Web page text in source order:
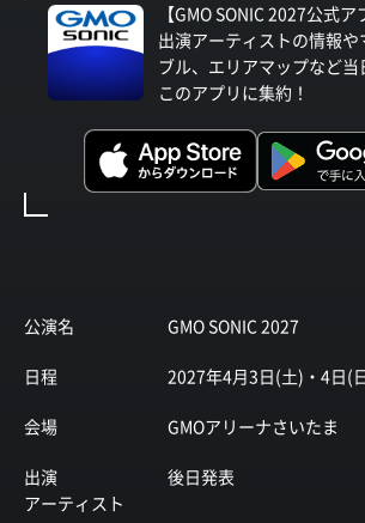
公演名 GMO SONIC 2027
日程 2027年4月3日(土)・4日(
会場 GMOアリーナさいたま
出演
アーティスト
後日発表
【GMO SONIC 2027公式ア
出演アーティストの情報
ブル、エリアマップなど
このアプリに集約！